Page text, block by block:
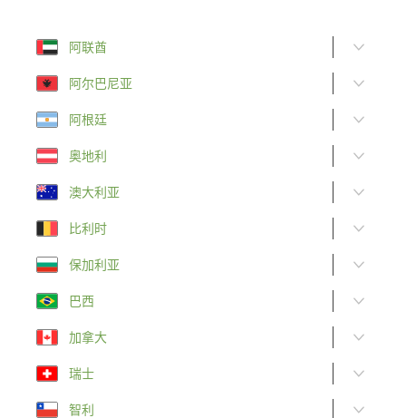
阿联酋
阿尔巴尼亚
阿根廷
奥地利
澳大利亚
比利时
保加利亚
巴西
加拿大
瑞士
智利